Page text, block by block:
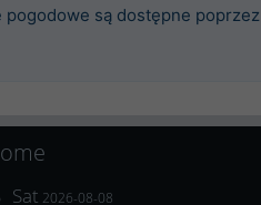
pogodowe są dostępne poprzez